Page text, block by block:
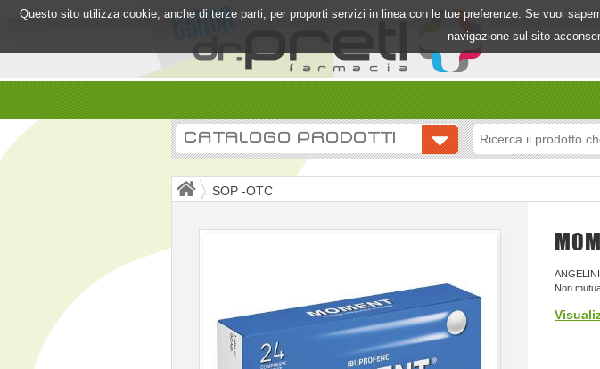
Questo sito utilizza cookie, anche di terze parti, per proporti servizi in linea con le tue preferenze. Se vuoi
navigazione sul sito
CATALOGO PRODOTTI
SOP -OTC
Non